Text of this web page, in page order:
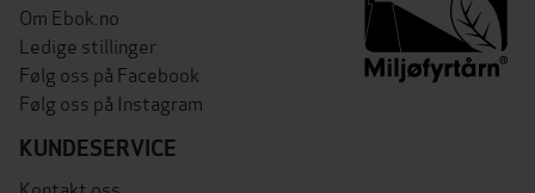
Om Ebok.no
Ledige stillinger
Følg oss på Facebook
Følg oss på Instagram
KUNDESERVICE